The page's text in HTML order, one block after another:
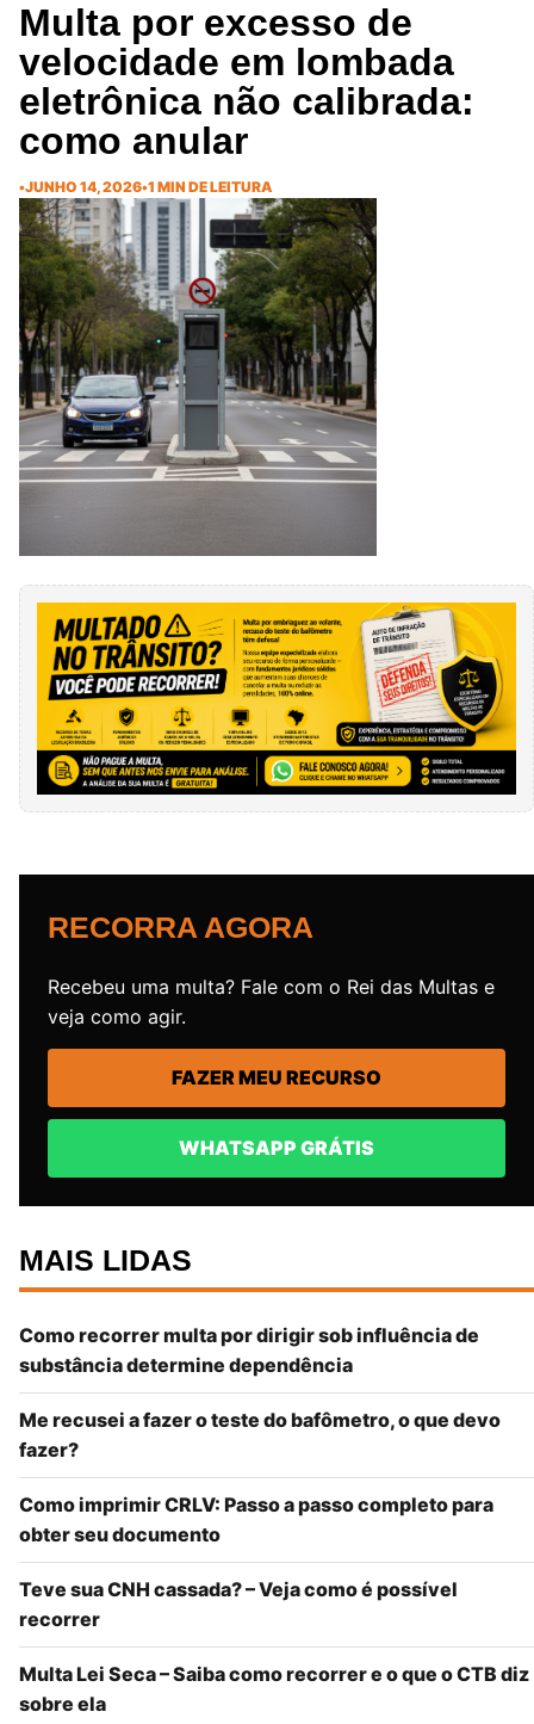
Multa por excesso de
velocidade em lombada
eletrônica não calibrada:
como anular
•JUNHO 14, 2026•1 MIN DE LEITURA
RECORRA AGORA
Recebeu uma multa? Fale com o Rei das Multas e
veja como agir.
FAZER MEU RECURSO
WHATSAPP GRÁTIS
MAIS LIDAS
Como recorrer multa por dirigir sob influência de
substância determine dependência
Me recusei a fazer o teste do bafômetro, o que devo
fazer?
Como imprimir CRLV: Passo a passo completo para
obter seu documento
Teve sua CNH cassada? – Veja como é possível
recorrer
Multa Lei Seca – Saiba como recorrer e o que o CTB diz
sobre ela